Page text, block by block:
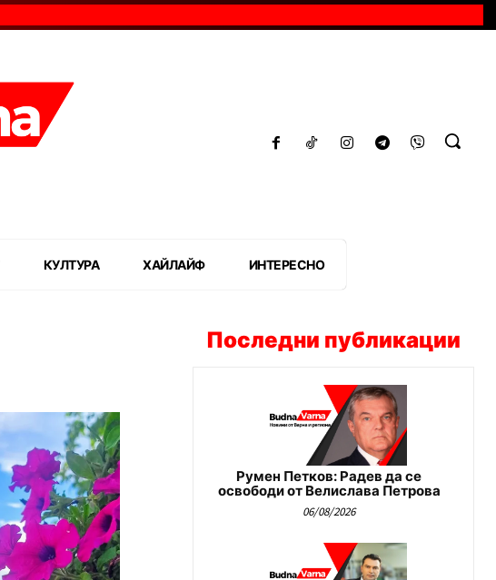
КУЛТУРА ХАЙЛАЙФ ИНТЕРЕСНО
Последни публикации
Румен Петков: Радев да се
освободи от Велислава Петрова
06/08/2026